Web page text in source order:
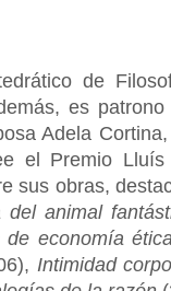
de
es
Adela
el Premio
sus obras,
del animal
de economía
Intimidad